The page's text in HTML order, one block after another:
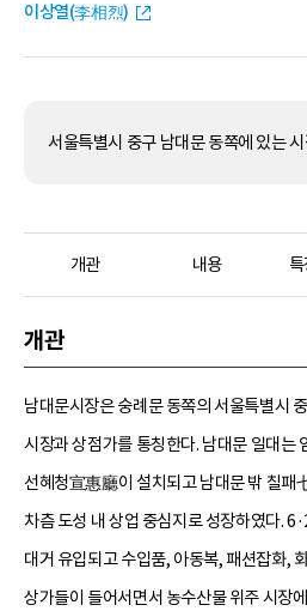
이상열(李相烈)
서울특별시 중구 남대문 동쪽에 있는
개관 내용
개관
남대문시장은 숭례문 동쪽의 서울특별시
시장과 상점가를 통칭한다. 남대문 일대는
선혜청宣惠廳이 설치되고 남대문 밖 칠패
차츰 도성 내 상업 중심지로 성장하였다.
대거 유입되고 수입품, 아동복, 패션잡화,
상가들이 들어서면서 농수산물 위주 시장